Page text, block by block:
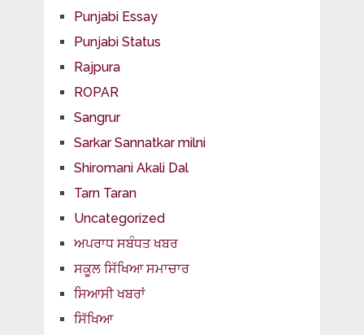
Punjabi Essay
Punjabi Status
Rajpura
ROPAR
Sangrur
Sarkar Sannatkar milni
Shiromani Akali Dal
Tarn Taran
Uncategorized
ਅਪਰਾਧ ਸਬੰਧਤ ਖਬਰ
ਸਕੂਲ ਸਿੱਖਿਆ ਸਮਾਚਾਰ
ਸਿਆਸੀ ਖਬਰਾਂ
ਸਿੱਖਿਆ